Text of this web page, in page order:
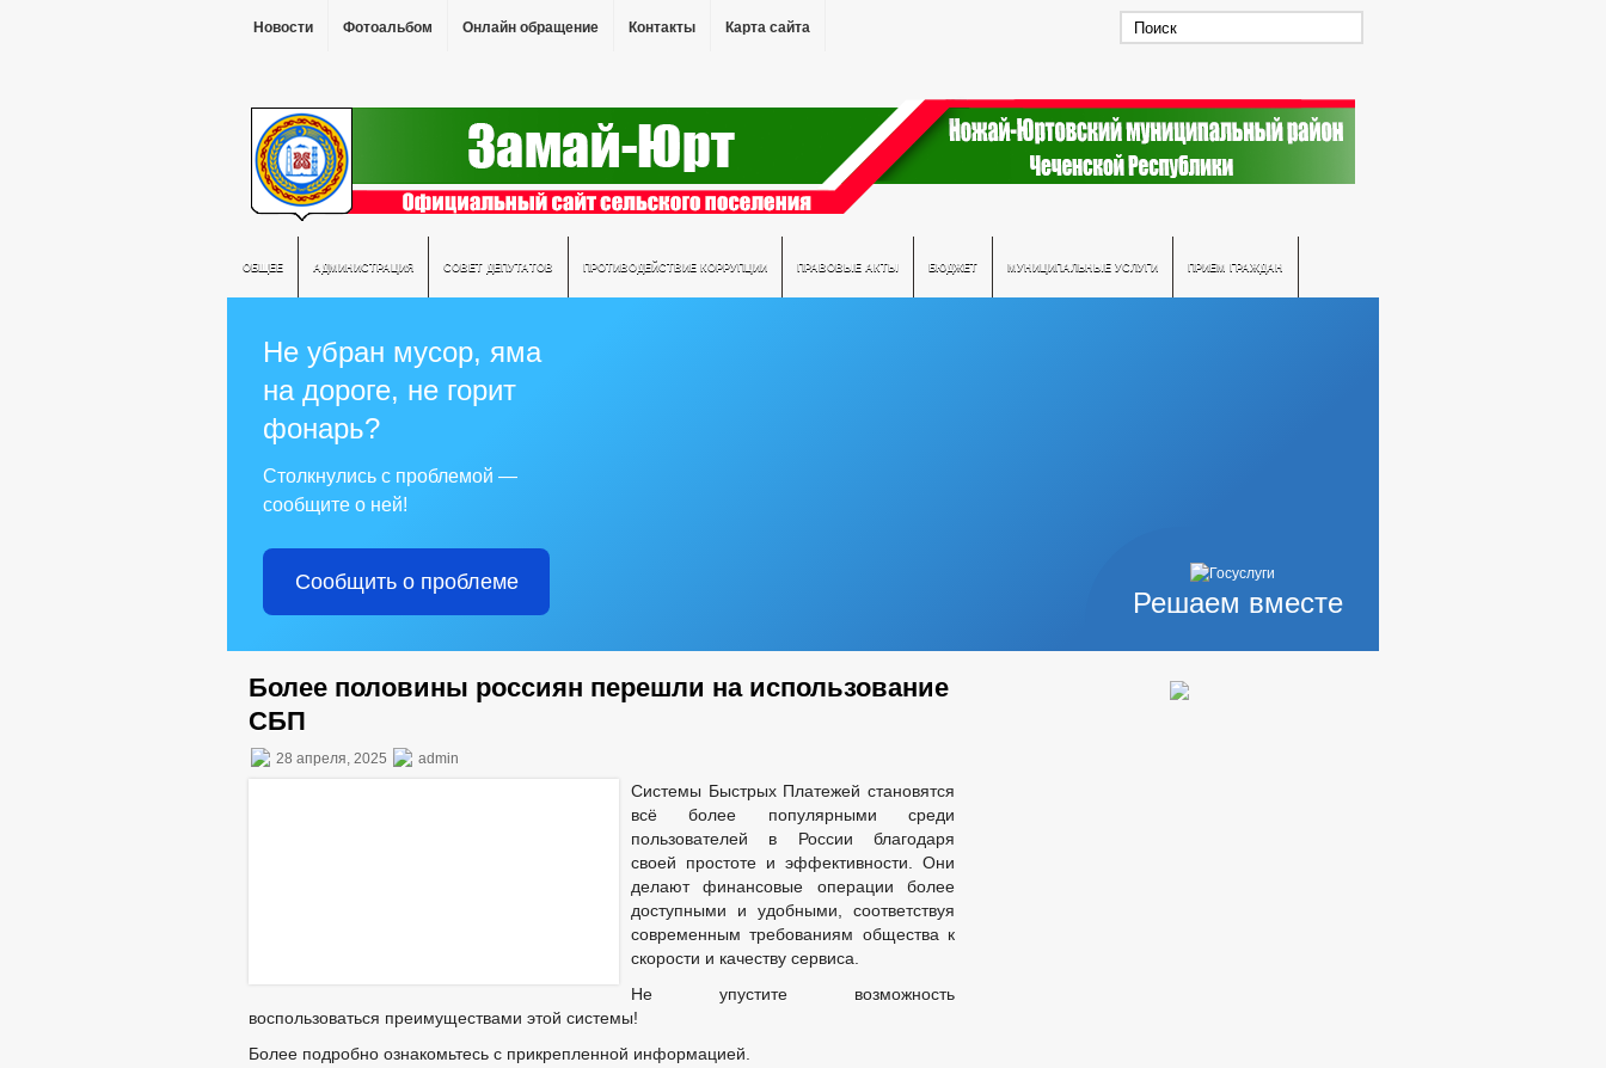
Новости Фотоальбом Онлайн обращение Контакты Карта сайта
ОБЩЕЕ АДМИНИСТРАЦИЯ СОВЕТ ДЕПУТАТОВ ПРОТИВОДЕЙСТВИЕ КОРРУПЦИИ ПРАВОВЫЕ АКТЫ БЮДЖЕТ МУНИЦИПАЛЬНЫЕ УСЛУГИ ПРИЕМ ГРАЖДАН
Решаем вместе
Не убран мусор, яма
на дороге, не горит
фонарь?
Столкнулись с проблемой —
сообщите о ней!
Сообщить о проблеме
Более половины россиян перешли на использование
СБП
28 апреля, 2025 admin
Системы Быстрых Платежей становятся
всё более популярными среди
пользователей в России благодаря
своей простоте и эффективности. Они
делают финансовые операции более
доступными и удобными, соответствуя
современным требованиям общества к
скорости и качеству сервиса.
Не упустите возможность
воспользоваться преимуществами этой системы!
Более подробно ознакомьтесь с прикрепленной информацией.